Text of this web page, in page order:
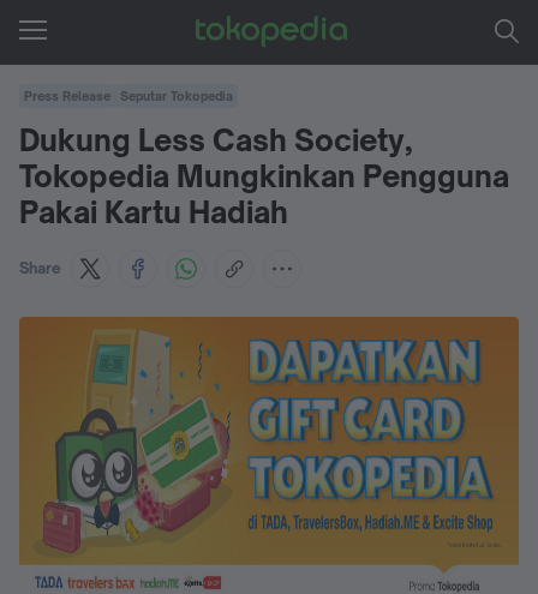
Press Release Seputar Tokopedia
Dukung Less Cash Society,
Tokopedia Mungkinkan Pengguna
Pakai Kartu Hadiah
Share